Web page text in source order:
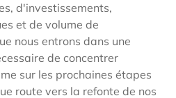
d'investissements,
et de volume de
nous entrons dans une
de concentrer
sur les prochaines étapes
route vers la refonte de nos